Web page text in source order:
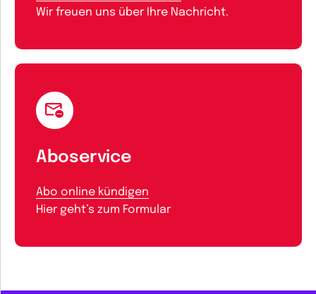
Wir freuen uns über Ihre Nachricht.
Aboservice
Abo online kündigen
Hier geht’s zum Formular